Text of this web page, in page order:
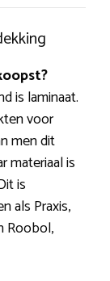
is laminaat.
voor
men dit
materiaal is
is
als Praxis,
Roobol,